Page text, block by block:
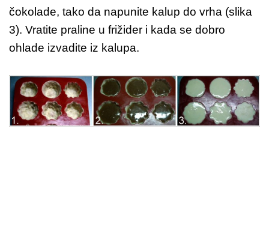
čokolade, tako da napunite kalup do vrha (slika
3). Vratite praline u frižider i kada se dobro
ohlade izvadite iz kalupa.